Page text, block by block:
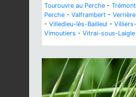
Tourouvre au Perche - Trémont
Perche - Valframbert -
- Villedieu-lès-Bailleul -
Vimoutiers - Vitrai-sous-Laigle